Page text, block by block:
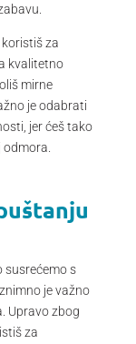
za
kvalitetno
mirne
je odabrati
jer ćeš tako
susrećemo s
je važno
Upravo zbog
za